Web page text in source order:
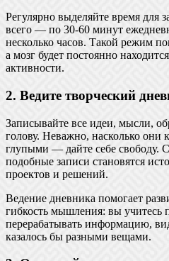
Регулярно выделяйте время для
всего — по 30-60 минут
несколько часов. Такой режим
а мозг будет постоянно
активности.
2. Ведите творческий
Записывайте все идеи, мысли,
голову. Неважно, насколько они
глупыми — дайте себе свободу.
подобные записи становятся
проектов и решений.
Ведение дневника помогает
гибкость мышления: вы учитесь
перерабатывать информацию,
казалось бы разными вещами.